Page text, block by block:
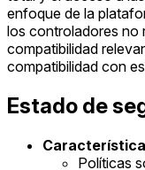
enfoque de la
los controladores no
compatibilidad
compatibilidad con
Estado de
Políticas